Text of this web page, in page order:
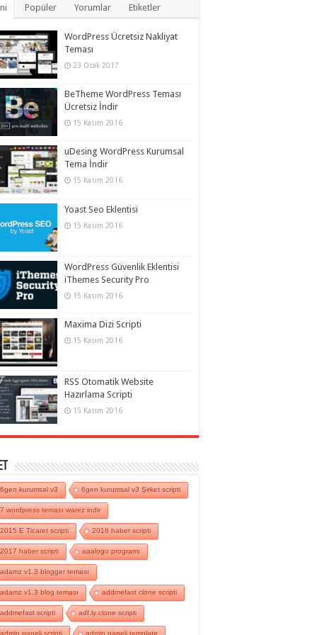
Popüler Yorumlar Etiketler
WordPress Ücretsiz Nakliyat
Teması
23 Ocak 2017
BeTheme WordPress Teması
Ücretsiz İndir
15 Kasım 2016
uDesing WordPress Kurumsal
Tema İndir
15 Kasım 2016
Yoast Seo Eklentisi
15 Kasım 2016
WordPress Güvenlik Eklentisi
iThemes Security Pro
15 Kasım 2016
Maxima Dizi Scripti
15 Kasım 2016
RSS Otomatik Website
Hazırlama Scripti
15 Kasım 2016
6gen kurumsal v3 6gen kurumsal v3 Şirket scripti
7 wordpress teması warez indir
2015 E Ticaret scripti 2016 haber scripti
2017 haber scripti aaalogo programı
adamz v1.3 blogger teması
adamz v1.3 blog teması addmefast clone scripti
addmefast scripti adf.ly clone scripti
admin paneli scripti admin paneli template